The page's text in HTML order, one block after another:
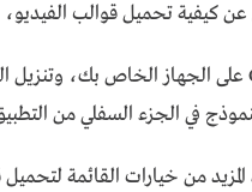
كيفية تحميل قوالب الفيديو،
في الجزء السفلي من
من خيارات القائمة